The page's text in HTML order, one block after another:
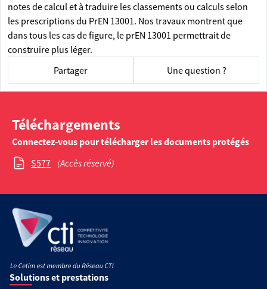
notes de calcul et à traduire les classements ou calculs selon
les prescriptions du PrEN 13001. Nos travaux montrent que
dans tous les cas de figure, le prEN 13001 permettrait de
construire plus léger.
Partager
Une question ?
Téléchargements
Connectez-vous pour télécharger les documents protégés
S577 (Accès réservé)
Solutions et prestations